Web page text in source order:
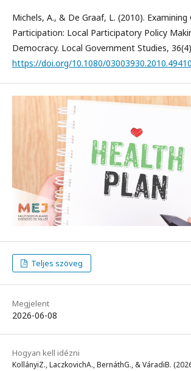
Michels, A., & De Graaf, L. (2010). Examining
Participation: Local Participatory Policy
Democracy. Local Government Studies,
https://doi.org/10.1080/
Teljes szöveg
Megjelent
2026-06-08
Hogyan kell idézni
KollányiZ., LaczkovichA., BernáthG., & VáradiB.